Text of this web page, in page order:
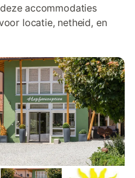
accommodaties
locatie, netheid, en